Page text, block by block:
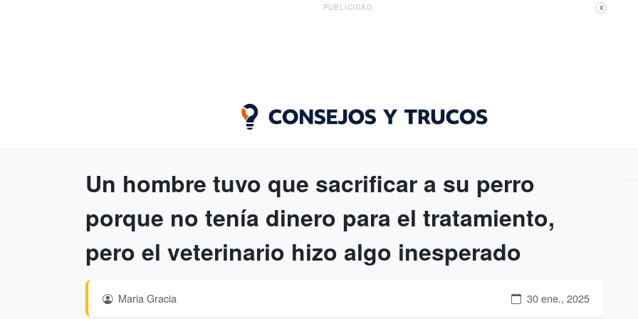
PUBLICIDAD X
Un hombre tuvo que sacrificar a su perro
porque no tenía dinero para el tratamiento,
pero el veterinario hizo algo inesperado
Maria Gracia 30 ene., 2025